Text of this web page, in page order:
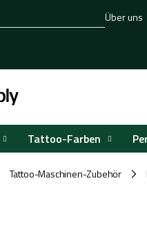
Über uns
Tattoo-Farben
Tattoo-Maschinen-Zubehör /